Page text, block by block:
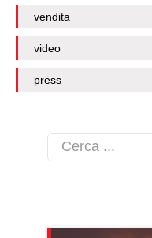
vendita
video
press